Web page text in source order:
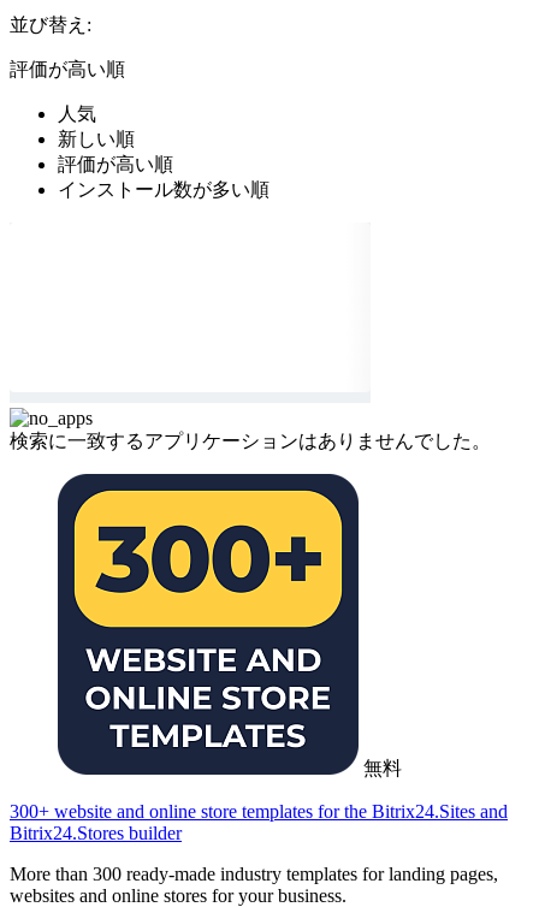
並び替え:
評価が高い順
人気
新しい順
評価が高い順
インストール数が多い順
検索に一致するアプリケーションはありませんでした。
無料
300+ website and online store templates for the Bitrix24.Sites and
Bitrix24.Stores builder
More than 300 ready-made industry templates for landing pages,
websites and online stores for your business.